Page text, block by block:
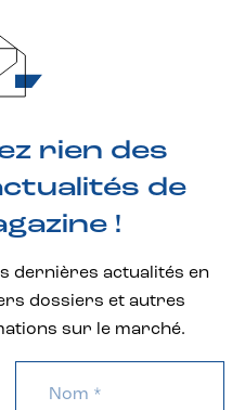
rien des
de
!
dernières actualités en
dossiers et autres
sur le marché.